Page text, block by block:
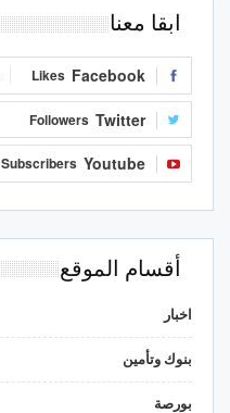
ابقا معنا
Facebook
Likes
Twitter
Followers
Youtube
Subscribers
أقسام الموقع
اخبار
بنوك وتأمين
بورصة